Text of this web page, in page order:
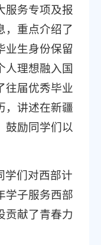
服务专项及报
，重点介绍了
业生身份保留
人理想融入国
往届优秀毕业
，讲述在新疆
鼓励同学们以
学们对西部计
学子服务西部
贡献了青春力